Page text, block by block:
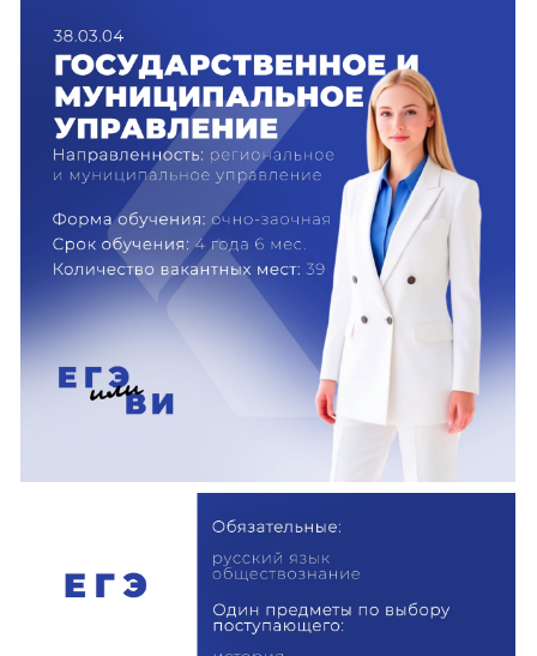
📍 г. Калининград, ул. Баженова, 4, кабинет
🕐 Пн-Пт: 09:00-16:00, Сб: 09:00-13:00 (обед
14:00)
#КИУ
#ГМУ #Абитуриент #ПоступайВКИУ
#ВысшееОбразование
#ГосУправление #Бакалавриат
Подробнее:https://vk.ru/wall-230685643_545